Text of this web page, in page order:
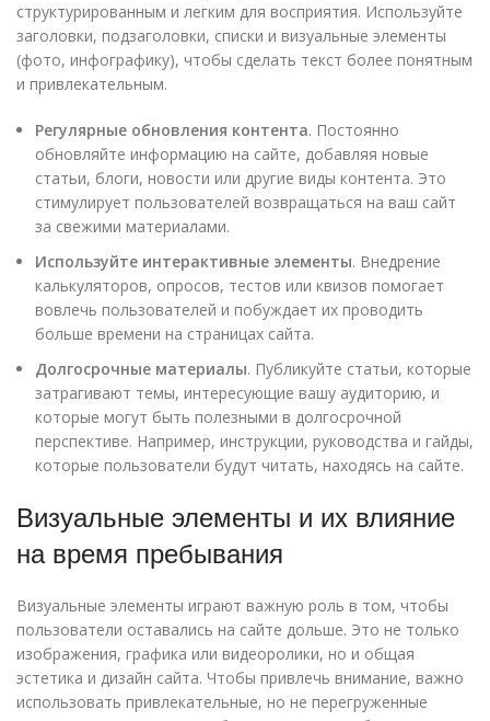
структурированным и легким для восприятия. Используйте
заголовки, подзаголовки, списки и визуальные элементы
(фото, инфографику), чтобы сделать текст более понятным
и привлекательным.
Регулярные обновления контента. Постоянно
обновляйте информацию на сайте, добавляя новые
статьи, блоги, новости или другие виды контента. Это
стимулирует пользователей возвращаться на ваш сайт
за свежими материалами.
Используйте интерактивные элементы. Внедрение
калькуляторов, опросов, тестов или квизов помогает
вовлечь пользователей и побуждает их проводить
больше времени на страницах сайта.
Долгосрочные материалы. Публикуйте статьи, которые
затрагивают темы, интересующие вашу аудиторию, и
которые могут быть полезными в долгосрочной
перспективе. Например, инструкции, руководства и гайды,
которые пользователи будут читать, находясь на сайте.
Визуальные элементы и их влияние
на время пребывания
Визуальные элементы играют важную роль в том, чтобы
пользователи оставались на сайте дольше. Это не только
изображения, графика или видеоролики, но и общая
эстетика и дизайн сайта. Чтобы привлечь внимание, важно
использовать привлекательные, но не перегруженные